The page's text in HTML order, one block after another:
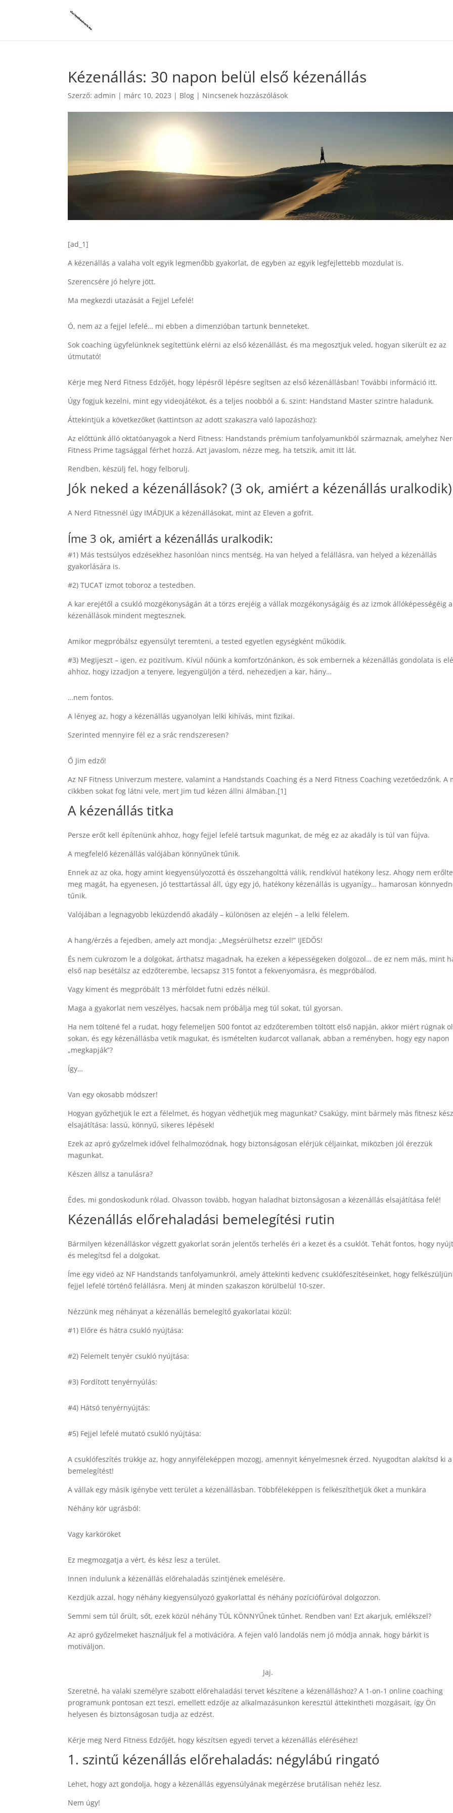
Kézenállás: 30 napon belül első kézenállás
Szerző:admin | márc 10, 2023 | Blog | Nincsenek hozzászólások
[ad_1]
A kézenállás a valaha volt egyik legmenőbb gyakorlat, de egyben az egyik legfejlettebb mozdulat is.
Szerencsére jó helyre jött.
Ma megkezdi utazását a Fejjel Lefelé!
Ó, nem az a fejjel lefelé… mi ebben a dimenzióban tartunk benneteket.
Sok coaching ügyfelünknek segítettünk elérni az első kézenállást, és ma megosztjuk veled, hogyan sikerült ez az
útmutató!
Kérje meg Nerd Fitness Edzőjét, hogy lépésről lépésre segítsen az első kézenállásban! További információ itt.
Úgy fogjuk kezelni, mint egy videojátékot, és a teljes noobból a 6. szint: Handstand Master szintre haladunk.
Áttekintjük a következőket (kattintson az adott szakaszra való lapozáshoz):
Az előttünk álló oktatóanyagok a Nerd Fitness: Handstands prémium tanfolyamunkból származnak, amelyhez
Fitness Prime tagsággal férhet hozzá. Azt javaslom, nézze meg, ha tetszik, amit itt lát.
Rendben, készülj fel, hogy felborulj.
Jók neked a kézenállások? (3 ok, amiért a kézenállás uralkodik)
A Nerd Fitnessnél úgy IMÁDJUK a kézenállásokat, mint az Eleven a gofrit.
Íme 3 ok, amiért a kézenállás uralkodik:
#1) Más testsúlyos edzésekhez hasonlóan nincs mentség. Ha van helyed a felállásra, van helyed a kézenállás
gyakorlására is.
#2) TUCAT izmot toboroz a testedben.
A kar erejétől a csukló mozgékonyságán át a törzs erejéig a vállak mozgékonyságáig és az izmok állóképességéig a
kézenállások mindent megtesznek.
Amikor megpróbálsz egyensúlyt teremteni, a tested egyetlen egységként működik.
#3) Megijeszt – igen, ez pozitívum. Kívül nőünk a komfortzónánkon, és sok embernek a kézenállás gondolata is
ahhoz, hogy izzadjon a tenyere, legyengüljön a térd, nehezedjen a kar, hány…
…nem fontos.
A lényeg az, hogy a kézenállás ugyanolyan lelki kihívás, mint fizikai.
Szerinted mennyire fél ez a srác rendszeresen?
Ő Jim edző!
Az NF Fitness Univerzum mestere, valamint a Handstands Coaching és a Nerd Fitness Coaching vezetőedzőnk. A
cikkben sokat fog látni vele, mert Jim tud kézen állni álmában.[1]
A kézenállás titka
Persze erőt kell építenünk ahhoz, hogy fejjel lefelé tartsuk magunkat, de még ez az akadály is túl van fújva.
A megfelelő kézenállás valójában könnyűnek tűnik.
Ennek az az oka, hogy amint kiegyensúlyozottá és összehangolttá válik, rendkívül hatékony lesz. Ahogy nem
meg magát, ha egyenesen, jó testtartással áll, úgy egy jó, hatékony kézenállás is ugyanígy… hamarosan
tűnik.
Valójában a legnagyobb leküzdendő akadály – különösen az elején – a lelki félelem.
A hang/érzés a fejedben, amely azt mondja: „Megsérülhetsz ezzel!” IJEDŐS!
És nem cukrozom le a dolgokat, árthatsz magadnak, ha ezeken a képességeken dolgozol… de ez nem más, mint
első nap besétálsz az edzőterembe, lecsapsz 315 fontot a fekvenyomásra, és megpróbálod.
Vagy kiment és megpróbált 13 mérföldet futni edzés nélkül.
Maga a gyakorlat nem veszélyes, hacsak nem próbálja meg túl sokat, túl gyorsan.
Ha nem töltené fel a rudat, hogy felemeljen 500 fontot az edzőteremben töltött első napján, akkor miért rúgnak
sokan, és egy kézenállásba vetik magukat, és ismételten kudarcot vallanak, abban a reményben, hogy egy napon
„megkapják”?
Így…
Van egy okosabb módszer!
Hogyan győzhetjük le ezt a félelmet, és hogyan védhetjük meg magunkat? Csakúgy, mint bármely más fitnesz
elsajátítása: lassú, könnyű, sikeres lépések!
Ezek az apró győzelmek idővel felhalmozódnak, hogy biztonságosan elérjük céljainkat, miközben jól érezzük
magunkat.
Készen állsz a tanulásra?
Édes, mi gondoskodunk rólad. Olvasson tovább, hogyan haladhat biztonságosan a kézenállás elsajátítása felé!
Kézenállás előrehaladási bemelegítési rutin
Bármilyen kézenálláskor végzett gyakorlat során jelentős terhelés éri a kezet és a csuklót. Tehát fontos, hogy
és melegítsd fel a dolgokat.
Íme egy videó az NF Handstands tanfolyamunkról, amely áttekinti kedvenc csuklófeszítéseinket, hogy
fejjel lefelé történő felállásra. Menj át minden szakaszon körülbelül 10-szer.
Nézzünk meg néhányat a kézenállás bemelegítő gyakorlatai közül:
#1) Előre és hátra csukló nyújtása:
#2) Felemelt tenyér csukló nyújtása:
#3) Fordított tenyérnyúlás:
#4) Hátsó tenyérnyújtás:
#5) Fejjel lefelé mutató csukló nyújtása:
A csuklófeszítés trükkje az, hogy annyiféleképpen mozogj, amennyit kényelmesnek érzed. Nyugodtan alakítsd ki a
bemelegítést!
A vállak egy másik igénybe vett terület a kézenállásban. Többféleképpen is felkészíthetjük őket a munkára
Néhány kör ugrásból:
Vagy karköröket
Ez megmozgatja a vért, és kész lesz a terület.
Innen indulunk a kézenállás előrehaladás szintjének emelésére.
Kezdjük azzal, hogy néhány kiegyensúlyozó gyakorlattal és néhány pozíciófúróval dolgozzon.
Semmi sem túl őrült, sőt, ezek közül néhány TÚL KÖNNYŰnek tűnhet. Rendben van! Ezt akarjuk, emlékszel?
Az apró győzelmeket használjuk fel a motivációra. A fejen való landolás nem jó módja annak, hogy bárkit is
motiváljon.
Jaj.
Szeretné, ha valaki személyre szabott előrehaladási tervet készítene a kézenálláshoz? A 1-on-1 online coaching
programunk pontosan ezt teszi, emellett edzője az alkalmazásunkon keresztül áttekintheti mozgásait, így Ön
helyesen és biztonságosan tudja az edzést.
Kérje meg Nerd Fitness Edzőjét, hogy készítsen egyedi tervet a kézenállás eléréséhez!
1. szintű kézenállás előrehaladás: négylábú ringató
Lehet, hogy azt gondolja, hogy a kézenállás egyensúlyának megérzése brutálisan nehéz lesz.
Nem úgy!